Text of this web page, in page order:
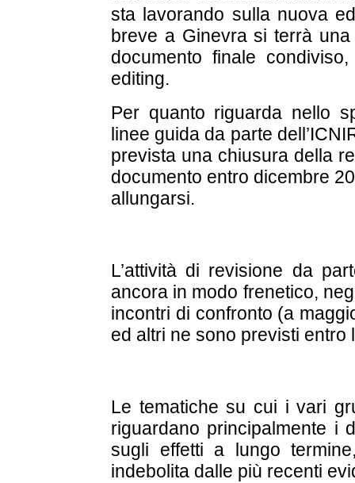
sta lavorando sulla nuova
breve a Ginevra si terrà
documento finale
editing.
Per quanto riguarda nello
linee guida da parte
prevista una chiusura della
documento entro dicembre
allungarsi.
L’attività di revisione da
ancora in modo frenetico,
incontri di confronto (a
ed altri ne sono previsti entro
Le tematiche su cui i vari
riguardano principalmente i
sugli effetti a lungo
indebolita dalle più recenti